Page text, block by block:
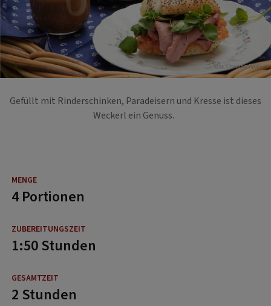
Foto: Thomas Apolt
Gefüllt mit Rinderschinken, Paradeisern und Kresse ist dieses
Weckerl ein Genuss.
4 Portionen
1:50 Stunden
2 Stunden